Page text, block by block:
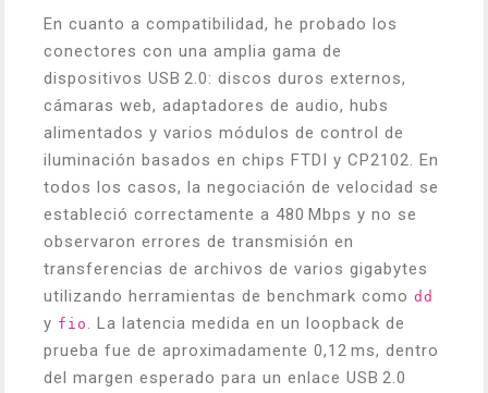
En cuanto a compatibilidad, he probado los
conectores con una amplia gama de
dispositivos USB 2.0: discos duros externos,
cámaras web, adaptadores de audio, hubs
alimentados y varios módulos de control de
iluminación basados en chips FTDI y CP2102. En
todos los casos, la negociación de velocidad se
estableció correctamente a 480 Mbps y no se
observaron errores de transmisión en
transferencias de archivos de varios gigabytes
utilizando herramientas de benchmark como dd
y fio . La latencia medida en un loopback de
prueba fue de aproximadamente 0,12 ms, dentro
del margen esperado para un enlace USB 2.0